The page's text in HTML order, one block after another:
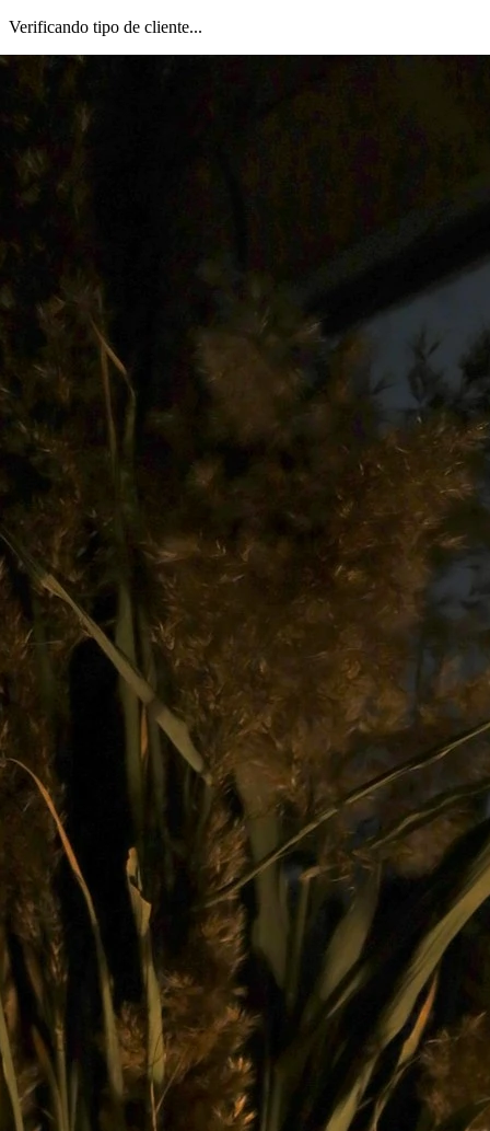
Verificando tipo de cliente...